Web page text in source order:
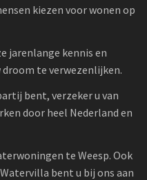
kiezen voor wonen op
jarenlange kennis en
te verwezenlijken.
bent, verzeker u van
door heel Nederland en
te Weesp. Ook
bent u bij ons aan